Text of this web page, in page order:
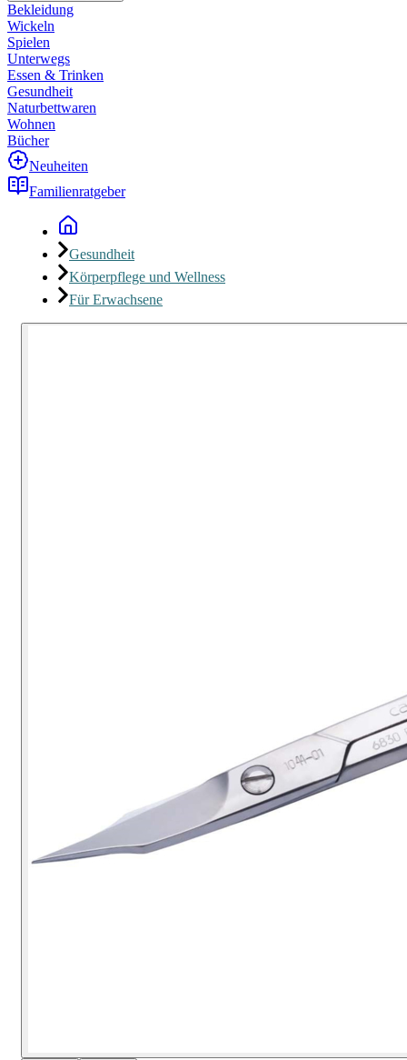
Bekleidung
Wickeln
Spielen
Unterwegs
Essen & Trinken
Gesundheit
Naturbettwaren
Wohnen
Bücher
Neuheiten
Familienratgeber
Gesundheit
Körperpflege und Wellness
Für Erwachsene